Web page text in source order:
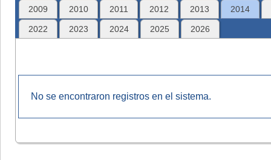
2009 2010 2011 2012 2013 2014
2022 2023 2024 2025 2026
No se encontraron registros en el sistema.